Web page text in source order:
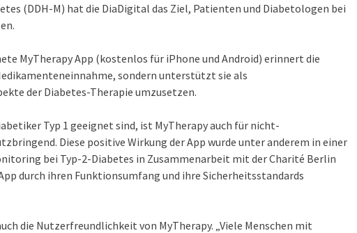
(DDH-M) hat die DiaDigital das Ziel, Patienten und Diabetologen bei
MyTherapy App (kostenlos für iPhone und Android) erinnert die
sondern unterstützt sie als
der Diabetes-Therapie umzusetzen.
Typ 1 geeignet sind, ist MyTherapy auch für nicht-
Diese positive Wirkung der App wurde unter anderem in einer
bei Typ-2-Diabetes in Zusammenarbeit mit der Charité Berlin
durch ihren Funktionsumfang und ihre Sicherheitsstandards
die Nutzerfreundlichkeit von MyTherapy. „Viele Menschen mit